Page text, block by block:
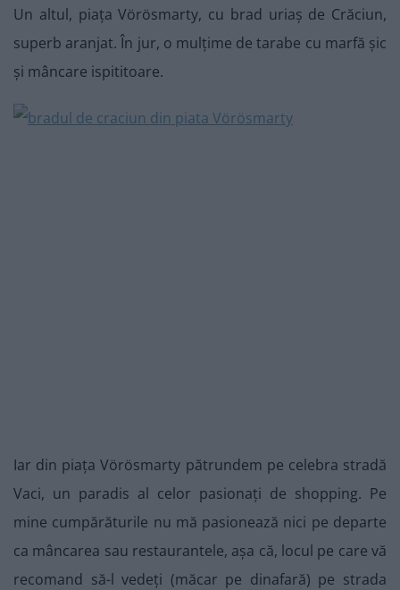
Un altul, piața Vörösmarty, cu brad uriaș de Crăciun,
superb aranjat. În jur, o mulțime de tarabe cu marfă șic
și mâncare ispititoare.
Iar din piața Vörösmarty pătrundem pe celebra stradă
Vaci, un paradis al celor pasionați de shopping. Pe
mine cumpărăturile nu mă pasionează nici pe departe
ca mâncarea sau restaurantele, așa că, locul pe care vă
recomand să-l vedeți (măcar pe dinafară) pe strada